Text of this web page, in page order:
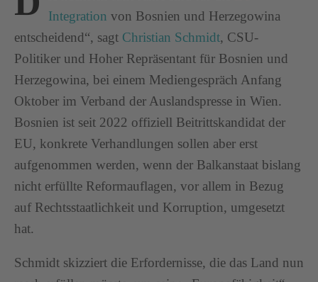
Integration von Bosnien und Herzegowina
entscheidend“, sagt Christian Schmidt, CSU-
Politiker und Hoher Repräsentant für Bosnien und
Herzegowina, bei einem Mediengespräch Anfang
Oktober im Verband der Auslandspresse in Wien.
Bosnien ist seit 2022 offiziell Beitrittskandidat der
EU, konkrete Verhandlungen sollen aber erst
aufgenommen werden, wenn der Balkanstaat bislang
nicht erfüllte Reformauflagen, vor allem in Bezug
auf Rechtsstaatlichkeit und Korruption, umgesetzt
hat.
Schmidt skizziert die Erfordernisse, die das Land nun